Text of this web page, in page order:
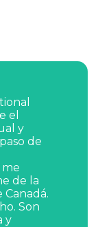
el
y
de
me
de la
Son
y